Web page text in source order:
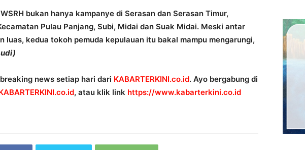
bukan hanya kampanye di Serasan dan Serasan Timur,
Pulau Panjang, Subi, Midai dan Suak Midai. Meski antar
luas, kedua tokoh pemuda kepulauan itu bakal mampu mengarungi,
news setiap hari dari KABARTERKINI.co.id. Ayo bergabung di
, atau klik link https://www.kabarterkini.co.id